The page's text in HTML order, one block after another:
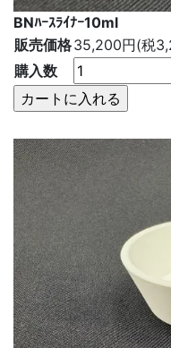
BNﾊｰｽﾗｲﾅｰ10ml
販売価格35,200円(税
購入数